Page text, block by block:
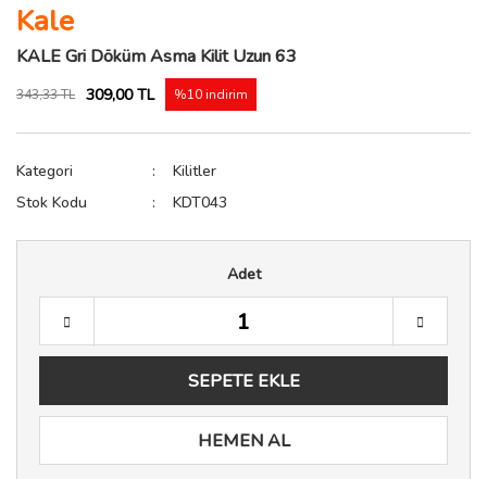
Kale
KALE Gri Döküm Asma Kilit Uzun 63
343,33 TL 309,00 TL %10 indirim
Kategori
Kilitler
Stok Kodu
KDT043
Adet
SEPETE EKLE
HEMEN AL